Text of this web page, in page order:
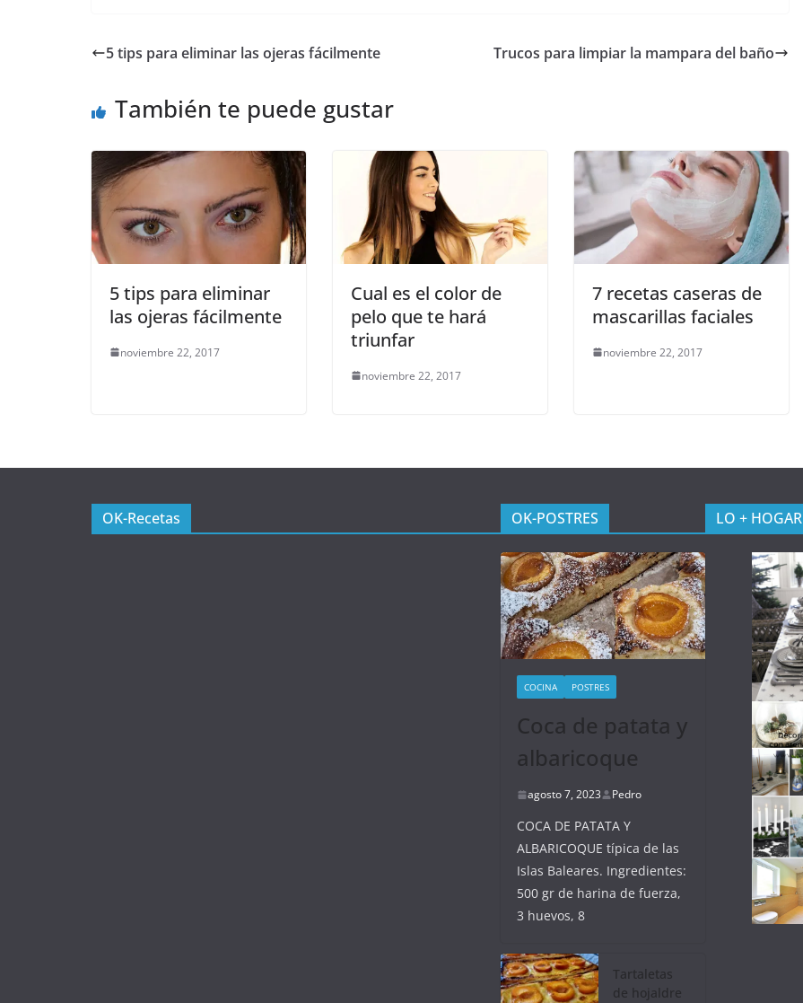
5 tips para eliminar las ojeras fácilmente Trucos para limpiar la mampara del baño
También te puede gustar
5 tips para eliminar
las ojeras fácilmente
noviembre 22, 2017
Cual es el color de
pelo que te hará
triunfar
noviembre 22, 2017
7 recetas caseras de
mascarillas faciales
noviembre 22, 2017
OK-Recetas OK-POSTRES
COCINA POSTRES
Coca de patata y
albaricoque
agosto 7, 2023 Pedro
COCA DE PATATA Y
ALBARICOQUE típica de las
Islas Baleares. Ingredientes:
500 gr de harina de fuerza,
3 huevos, 8
Tartaletas
de hojaldre
LO + HOGAR